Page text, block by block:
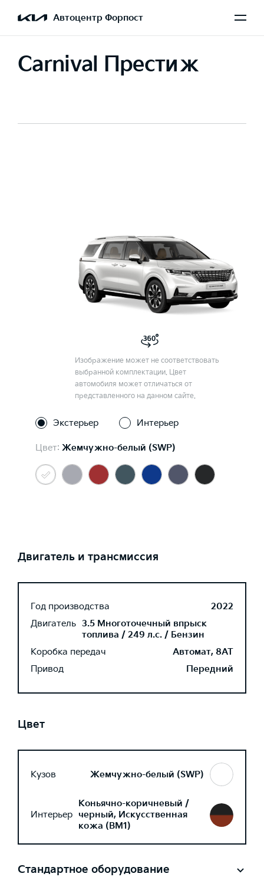
Автоцентр Форпост
Carnival Престиж
Изображение может не соответствовать
выбранной комплектации. Цвет
автомобиля может отличаться от
представленного на данном сайте.
Экстерьер Интерьер
Цвет: Жемчужно-белый (SWP)
Двигатель и трансмиссия
Год производства
2022
Двигатель 3.5 Многоточечный впрыск
топлива / 249 л.с. / Бензин
Коробка передач
Автомат, 8AT
Привод
Передний
Цвет
Кузов Жемчужно-белый (SWP)
Интерьер
Коньячно-коричневый /
черный, Искусственная
кожа (BM1)
Стандартное оборудование